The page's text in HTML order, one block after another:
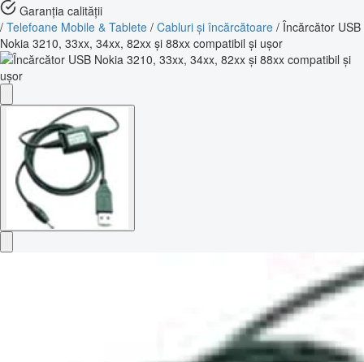
Garanția calității
/ Telefoane Mobile & Tablete / Cabluri și încărcătoare / Încărcător USB
Nokia 3210, 33xx, 34xx, 82xx și 88xx compatibil și ușor